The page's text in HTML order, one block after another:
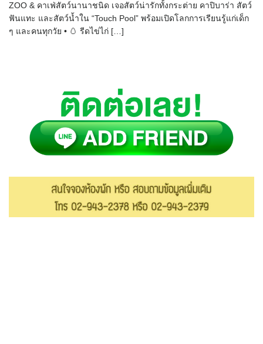
ZOO & คาเฟ่สัตว์นานาชนิด เจอสัตว์น่ารักทั้งกระต่าย คาปิบาร่า สัตว์
ฟันแทะ และสัตว์น้ำใน “Touch Pool” พร้อมเปิดโลกการเรียนรู้แก่เด็ก
ๆ และคนทุกวัย • 🥚 รีดไข่ไก่ […]